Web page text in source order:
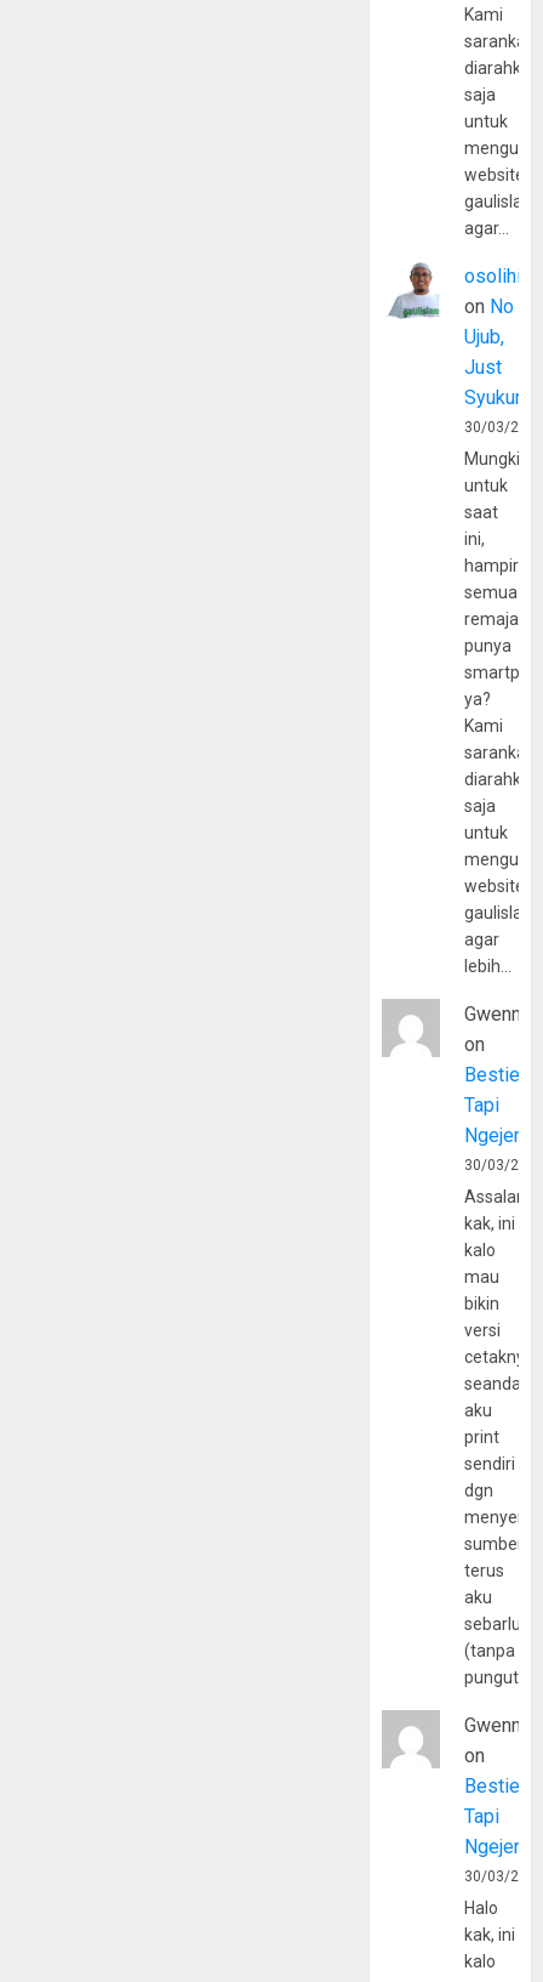
Kami
sarankan,
diarahkan
saja
untuk
website
agar…
osolihin
on No
Ujub,
Just
Syukur
30/03/
Mungkin
untuk
saat
ini,
hampir
semua
remaja
punya
ya?
Kami
sarankan,
diarahkan
saja
untuk
website
agar
lebih…
Gwenny
on
Bestie
Tapi
30/03/
kak, ini
kalo
mau
bikin
versi
cetaknya
aku
print
sendiri
dgn
sumber
terus
aku
(tanpa
Gwenny
on
Bestie
Tapi
30/03/
Halo
kak, ini
kalo